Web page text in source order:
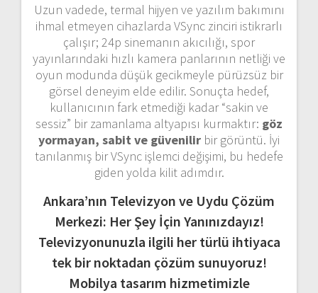
Uzun vadede, termal hijyen ve yazılım bakımını
ihmal etmeyen cihazlarda VSync zinciri istikrarlı
çalışır; 24p sinemanın akıcılığı, spor
yayınlarındaki hızlı kamera panlarının netliği ve
oyun modunda düşük gecikmeyle pürüzsüz bir
görsel deneyim elde edilir. Sonuçta hedef,
kullanıcının fark etmediği kadar “sakin ve
sessiz” bir zamanlama altyapısı kurmaktır: göz
yormayan, sabit ve güvenilir bir görüntü. İyi
tanılanmış bir VSync işlemci değişimi, bu hedefe
giden yolda kilit adımdır.
Ankara’nın Televizyon ve Uydu Çözüm
Merkezi: Her Şey İçin Yanınızdayız!
Televizyonunuzla ilgili her türlü ihtiyaca
tek bir noktadan çözüm sunuyoruz!
Mobilya tasarım hizmetimizle